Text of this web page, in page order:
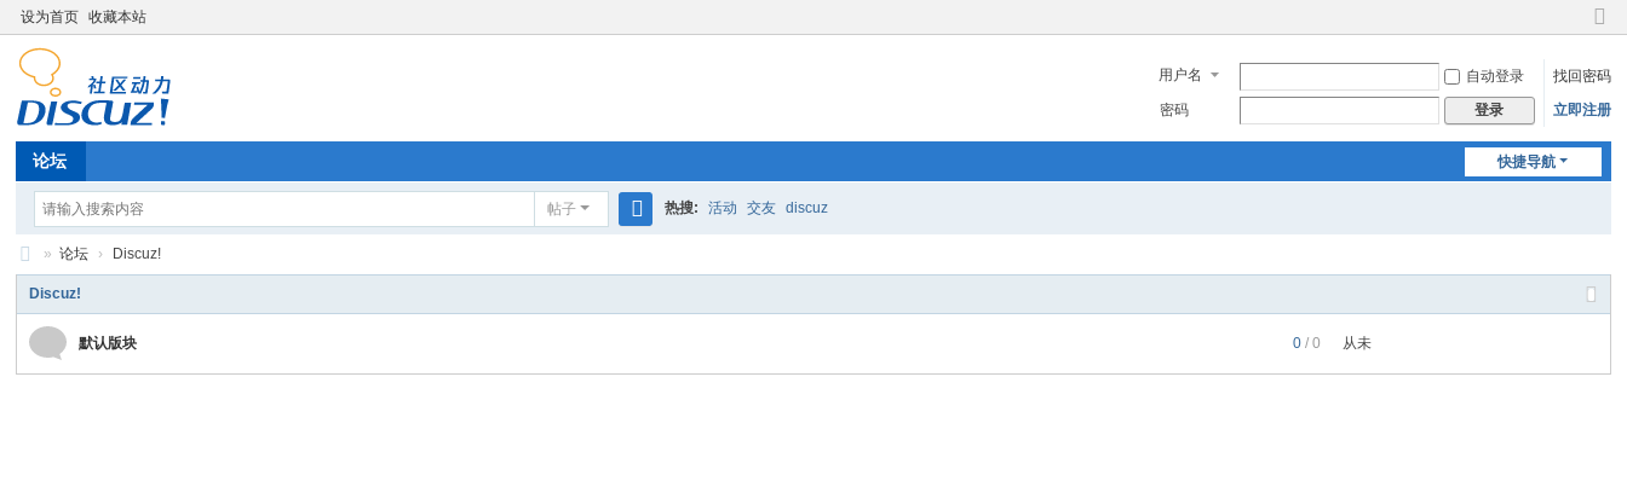
设为首页 收藏本站
切
到
窄
用户名 自动登录
找回密码
密码
登录 立即注册
快捷导航
论坛
帖子
索
热搜: 活动 交友 discuz
Di
uz
» 论坛 › Discuz!
Discuz!
默认版块 0 / 0 从未